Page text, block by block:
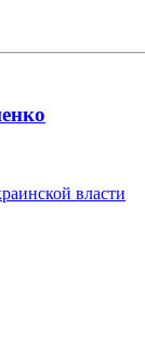
власти